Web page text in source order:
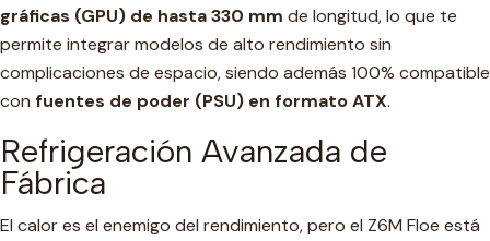
gráficas (GPU) de hasta 330 mm de longitud, lo que te
permite integrar modelos de alto rendimiento sin
complicaciones de espacio, siendo además 100% compatible
con fuentes de poder (PSU) en formato ATX.
Refrigeración Avanzada de
Fábrica
El calor es el enemigo del rendimiento, pero el Z6M Floe está